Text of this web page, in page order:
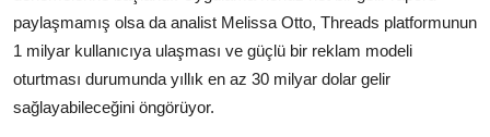
paylaşmamış olsa da analist Melissa Otto, Threads platformunun
1 milyar kullanıcıya ulaşması ve güçlü bir reklam modeli
oturtması durumunda yıllık en az 30 milyar dolar gelir
sağlayabileceğini öngörüyor.